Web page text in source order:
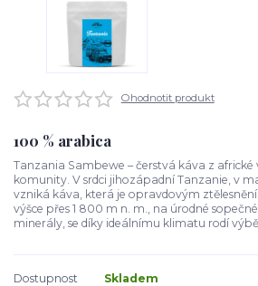
Ohodnotit produkt
100 % arabica
Tanzania Sambewe – čerstvá káva z africké
komunity. V srdci jihozápadní Tanzanie, v
vzniká káva, která je opravdovým
výšce přes 1 800 m n. m., na úrodné
minerály, se díky ideálnímu klimatu rodí
Dostupnost
Skladem